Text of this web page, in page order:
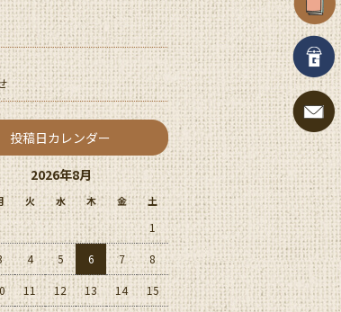
投稿日カレンダー
2026年8月
火 水 木 金 土
1
4 5 6 7 8
11 12 13 14 15